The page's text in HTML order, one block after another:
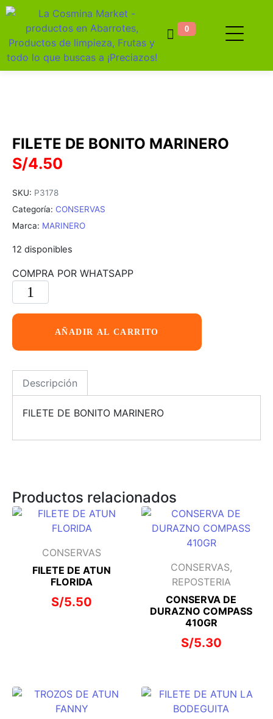
0
FILETE DE BONITO MARINERO
S/4.50
SKU: P3178
Categoría: CONSERVAS
Marca: MARINERO
12 disponibles
COMPRA POR WHATSAPP
AÑADIR AL CARRITO
Descripción
FILETE DE BONITO MARINERO
Productos relacionados
CONSERVAS
FILETE DE ATUN
FLORIDA
S/5.50
CONSERVAS,
REPOSTERIA
CONSERVA DE
DURAZNO COMPASS
410GR
S/5.30